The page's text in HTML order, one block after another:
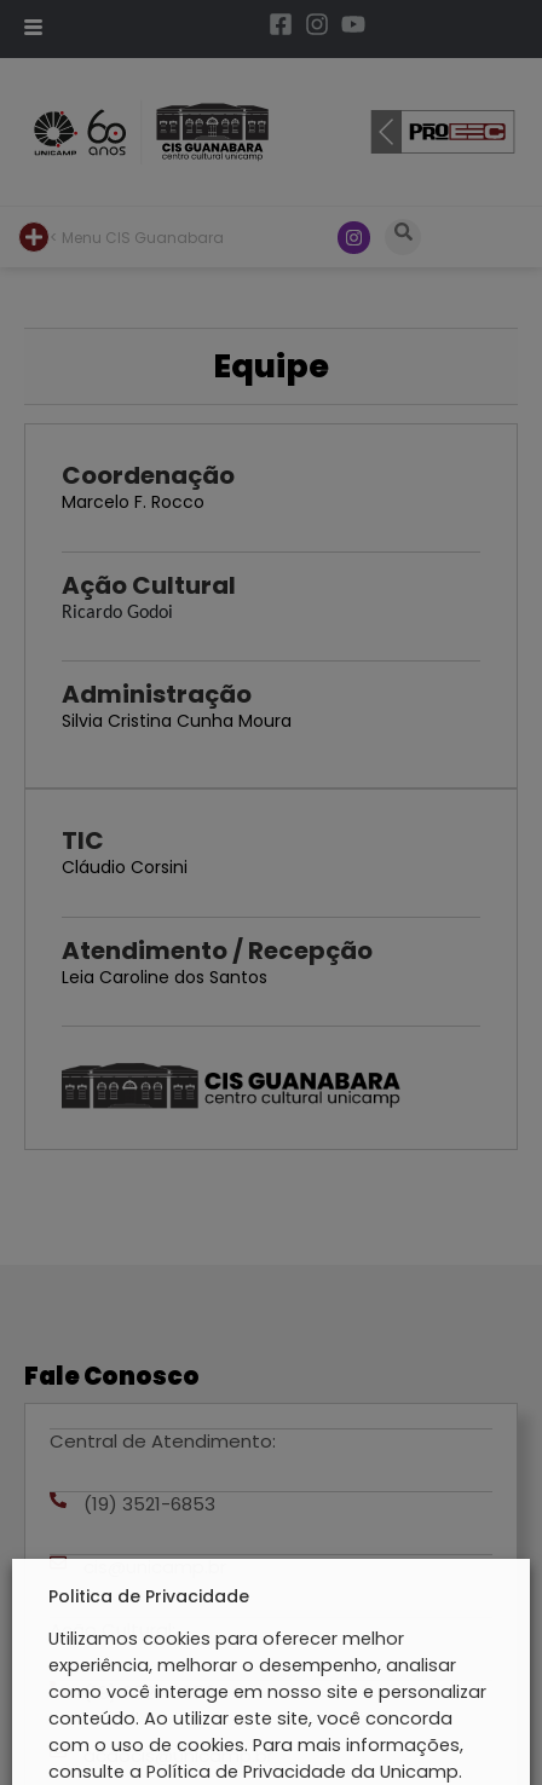
< Menu CIS Guanabara
Equipe
Coordenação
Marcelo F. Rocco
Ação Cultural
Ricardo Godoi
Administração
Silvia Cristina Cunha Moura
TIC
Cláudio Corsini
Atendimento / Recepção
Leia Caroline dos Santos
Fale Conosco
Central de Atendimento:
(19) 3521-6853
cis@unicamp.br
Ação Cultural:
(19) 3521-6858
acaocis@unicamp.br
Politica de Privacidade
Utilizamos cookies para oferecer melhor
experiência, melhorar o desempenho, analisar
como você interage em nosso site e personalizar
conteúdo. Ao utilizar este site, você concorda
com o uso de cookies. Para mais informações,
consulte a Política de Privacidade da Unicamp.